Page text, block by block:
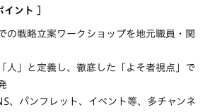
イント ]
の戦略立案ワークショップを地元職員・関
人」と定義し、徹底した「よそ者視点」で
、パンフレット、イベント等、多チャンネ